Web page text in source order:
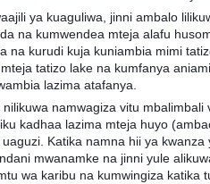
ya kuaguliwa, jinni ambalo
na kumwendea mteja alafu
na kurudi kuja kuniambia mimi
tatizo lake na kumfanya
lazima atafanya.
namwagiza vitu mbalimbali
kadhaa lazima mteja huyo
Katika namna hii ya kwanza
mwanamke na jinni yule
wa karibu na kumwingiza katika